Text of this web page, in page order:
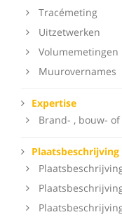
Tracémeting
Uitzetwerken
Volumemetingen
Muurovernames
Expertise
Brand- , bouw-
Plaatsbeschrijving